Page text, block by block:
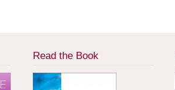
Read the Book